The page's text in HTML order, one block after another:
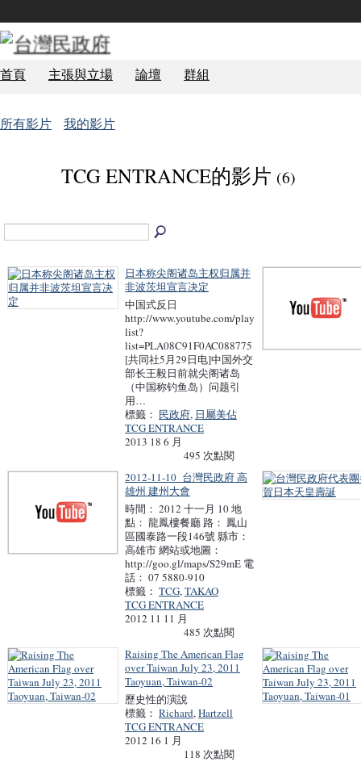
首頁 主張與立場 論壇 群組
所有影片 我的影片
TCG ENTRANCE的影片 (6)
日本称尖阁诸岛主权归属并
非波茨坦宣言决定
中国式反日
http://www.youtube.com/play
list?
list=PLA08C91F0AC088775
[共同社5月29日电]中国外交
部长王毅日前就尖阁诸岛
（中国称钓鱼岛）问题引
用…
標籤： 民政府, 日屬美佔
TCG ENTRANCE
2013 18 6 月
495 次點閱
2012-11-10_台灣民政府 高
雄州 建州大會
時間： 2012 十一月 10 地
點： 龍鳳樓餐廳 路： 鳳山
區國泰路一段146號 縣市：
高雄市 網站或地圖：
http://goo.gl/maps/S29mE 電
話： 07 5880-910
標籤： TCG,TAKAO
TCG ENTRANCE
2012 11 11 月
485 次點閱
Raising The American Flag
over Taiwan July 23, 2011
Taoyuan, Taiwan-02
歷史性的演說
標籤： Richard,Hartzell
TCG ENTRANCE
2012 16 1 月
118 次點閱